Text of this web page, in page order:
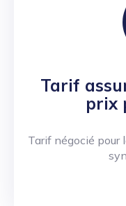
Tarif
prix
Tarif négocié pour